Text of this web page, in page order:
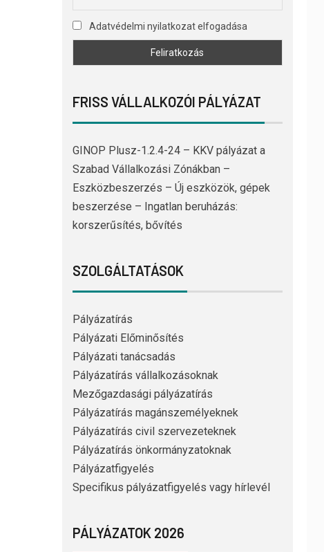
Adatvédelmi nyilatkozat elfogadása
FRISS VÁLLALKOZÓI PÁLYÁZAT
GINOP Plusz-1.2.4-24 – KKV pályázat a
Szabad Vállalkozási Zónákban –
Eszközbeszerzés – Új eszközök, gépek
beszerzése – Ingatlan beruházás:
korszerűsítés, bővítés
SZOLGÁLTATÁSOK
Pályázatírás
Pályázati Előminősítés
Pályázati tanácsadás
Pályázatírás vállalkozásoknak
Mezőgazdasági pályázatírás
Pályázatírás magánszemélyeknek
Pályázatírás civil szervezeteknek
Pályázatírás önkormányzatoknak
Pályázatfigyelés
Specifikus pályázatfigyelés vagy hírlevél
PÁLYÁZATOK 2026